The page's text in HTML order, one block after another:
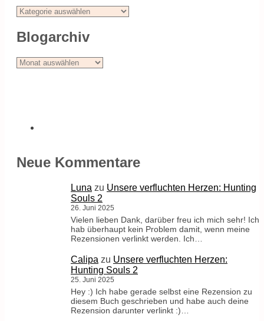
Stöbern
Blogarchiv
Blogarchiv
Neue Kommentare
Luna zu Unsere verfluchten Herzen: Hunting
Souls 2
26. Juni 2025
Vielen lieben Dank, darüber freu ich mich sehr! Ich
hab überhaupt kein Problem damit, wenn meine
Rezensionen verlinkt werden. Ich…
Calipa zu Unsere verfluchten Herzen:
Hunting Souls 2
25. Juni 2025
Hey :) Ich habe gerade selbst eine Rezension zu
diesem Buch geschrieben und habe auch deine
Rezension darunter verlinkt :)…